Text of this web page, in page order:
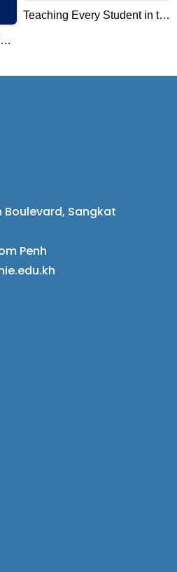
៧
Teaching Every Student in the
Boulevard, Sangkat
Penh